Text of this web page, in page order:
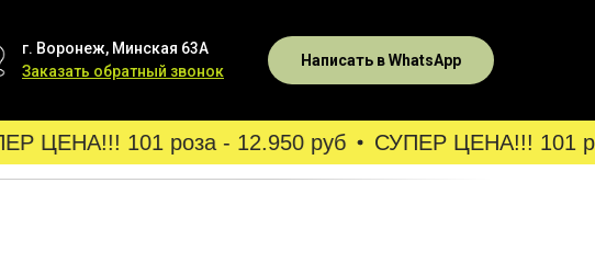
г. Воронеж, Минская 63А
Заказать обратный звонок
Написать в WhatsApp
ЦЕНА!!! 101 роза - 12.950 руб СУПЕР ЦЕНА!!! 101